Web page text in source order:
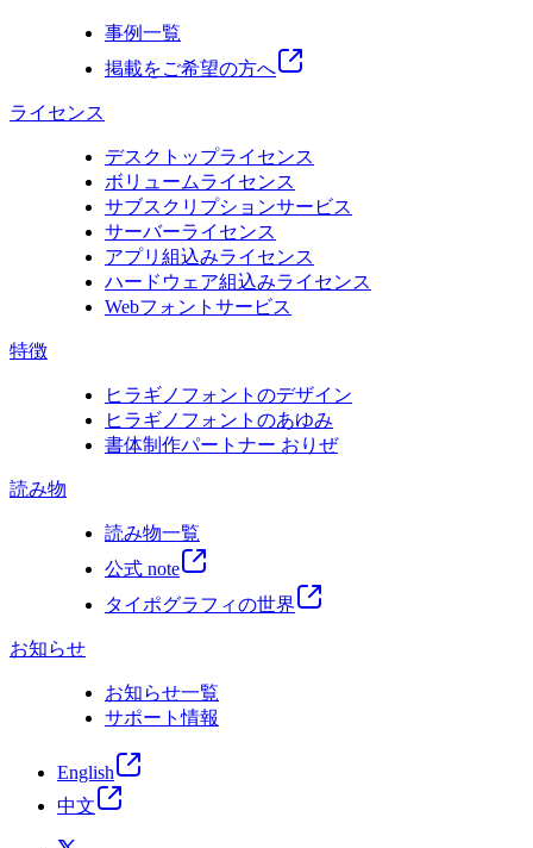
事例一覧
掲載をご希望の方へ
ライセンス
デスクトップライセンス
ボリュームライセンス
サブスクリプションサービス
サーバーライセンス
アプリ組込みライセンス
ハードウェア組込みライセンス
Webフォントサービス
特徴
ヒラギノフォントのデザイン
ヒラギノフォントのあゆみ
書体制作パートナー おりぜ
読み物
読み物一覧
公式 note
タイポグラフィの世界
お知らせ
お知らせ一覧
サポート情報
English
中文